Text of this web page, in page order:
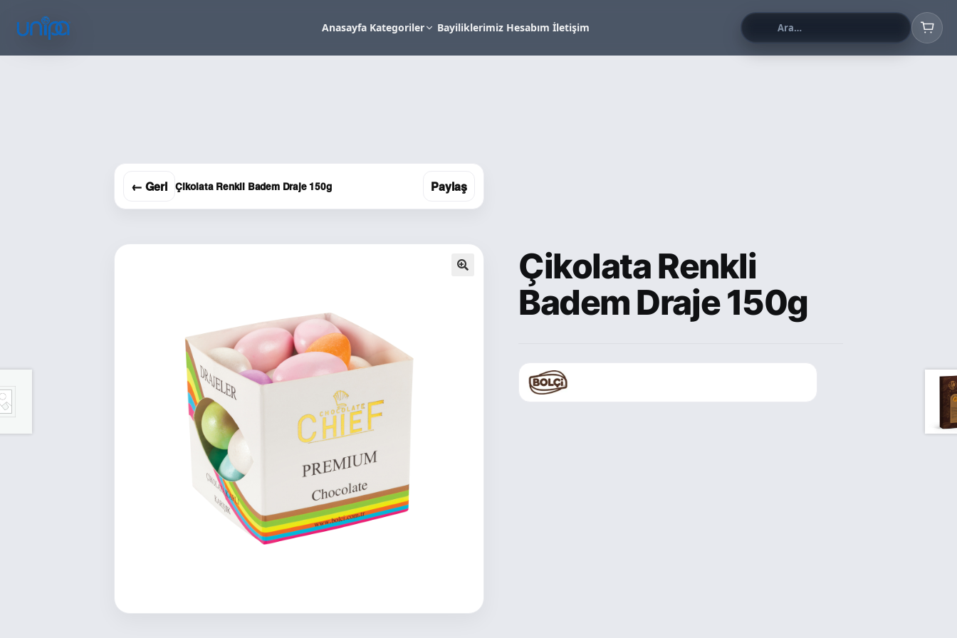
Anasayfa Kategoriler Bayiliklerimiz Hesabım İletişim
← Geri Çikolata Renkli Badem Draje 150g Paylaş
Çikolata Renkli
Badem Draje 150g